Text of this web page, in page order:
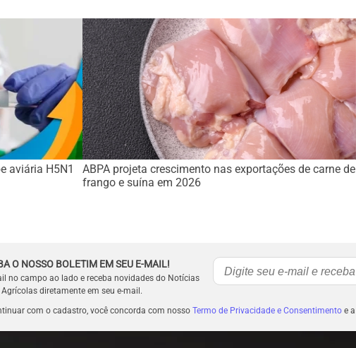
aviária H5N1
ABPA projeta crescimento nas exportações de carne de
frango e suína em 2026
O NOSSO BOLETIM EM SEU E-MAIL!
no campo ao lado e receba novidades do Notícias
Agrícolas diretamente em seu e-mail.
com o cadastro, você concorda com nosso Termo de Privacidade e Consentimentoe a